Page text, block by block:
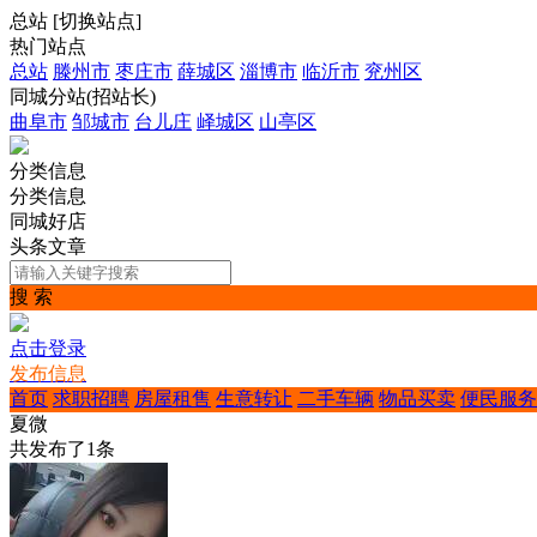
总站 [切换站点]
热门站点
总站 滕州市 枣庄市 薛城区 淄博市 临沂市 兖州区
同城分站(招站长)
曲阜市 邹城市 台儿庄 峄城区 山亭区
分类信息
分类信息
同城好店
头条文章
搜 索
点击登录
发布信息
首页 求职招聘 房屋租售 生意转让 二手车辆 物品买卖 便民服务
夏微
共发布了1条